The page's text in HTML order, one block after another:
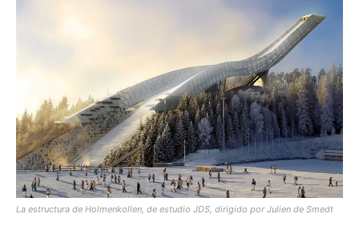
La estructura de Holmenkollen, de estudio JDS, dirigido por Julien de Smedt